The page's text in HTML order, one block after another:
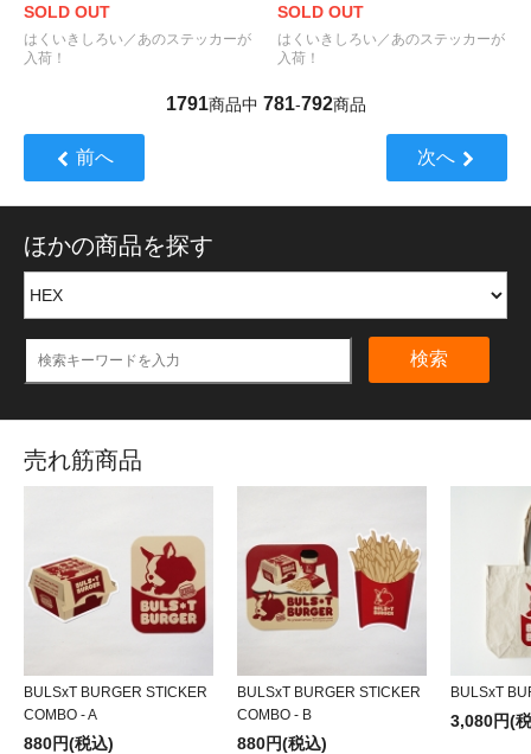
SOLD OUT
はくいきしろい／あのステッカーが
入荷！
SOLD OUT
はくいきしろい／あのステッカーが
入荷！
1791商品中 781-792商品
前へ 次へ
ほかの商品を探す
検索
売れ筋商品
BULSxT BURGER STICKER
COMBO - A
880円(税込)
BULSxT BURGER STICKER
COMBO - B
880円(税込)
BULSxT
3,080円(